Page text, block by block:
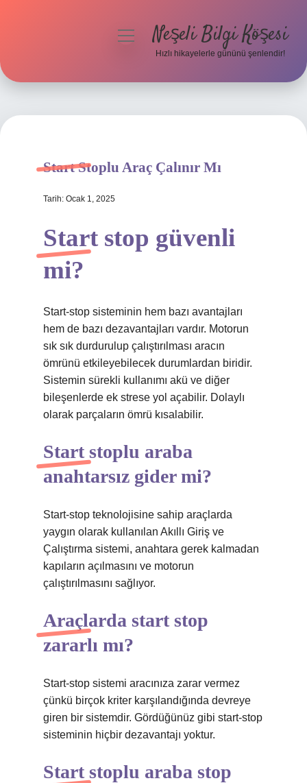
Hakkımızda
menüyüNeşeli Bilgi Köşesi
Hızlı hikayelerle gününü şenlendir!
Start Stoplu Araç Çalınır Mı
Tarih: Ocak 1, 2025
Start stop güvenli
mi?
Start-stop sisteminin hem bazı avantajları
hem de bazı dezavantajları vardır. Motorun
sık sık durdurulup çalıştırılması aracın
ömrünü etkileyebilecek durumlardan biridir.
Sistemin sürekli kullanımı akü ve diğer
bileşenlerde ek strese yol açabilir. Dolaylı
olarak parçaların ömrü kısalabilir.
Start stoplu araba
anahtarsız gider mi?
Start-stop teknolojisine sahip araçlarda
yaygın olarak kullanılan Akıllı Giriş ve
Çalıştırma sistemi, anahtara gerek kalmadan
kapıların açılmasını ve motorun
çalıştırılmasını sağlıyor.
Araçlarda start stop
zararlı mı?
Start-stop sistemi aracınıza zarar vermez
çünkü birçok kriter karşılandığında devreye
giren bir sistemdir. Gördüğünüz gibi start-stop
sisteminin hiçbir dezavantajı yoktur.
Start stoplu araba stop